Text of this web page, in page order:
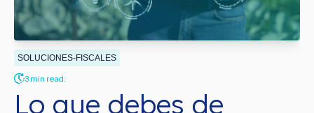
SOLUCIONES-FISCALES
3 min read.
Lo que debes de